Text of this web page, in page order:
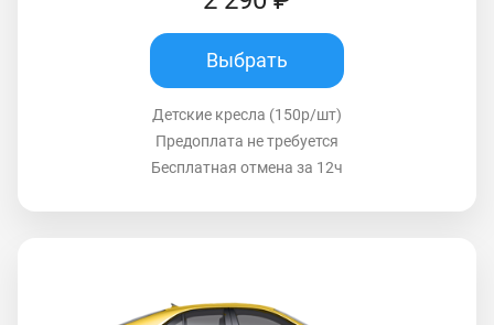
Выбрать
Детские кресла (150р/шт)
Предоплата не требуется
Бесплатная отмена за 12ч